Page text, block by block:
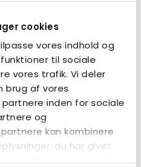
cookies
vores indhold og
til sociale
vores trafik. Vi deler
brug af vores
inden for sociale
og
kan kombinere
du har givet
fra din brug af
og fællesskab!